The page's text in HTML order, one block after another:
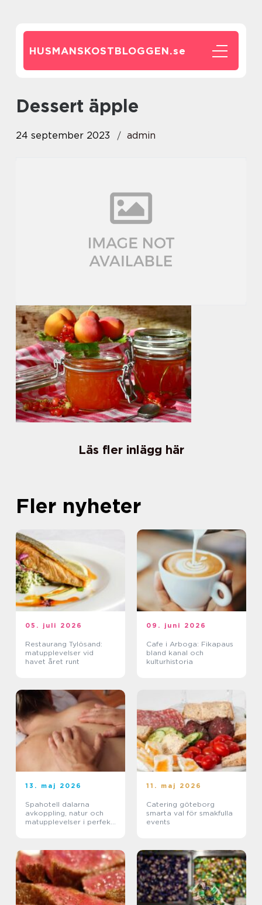
HUSMANSKOSTBLOGGEN.se
dessert äpple
24 september 2023 admin
Läs fler inlägg här
Fler nyheter
05. juli 2026
Restaurang Tylösand:
matupplevelser vid
havet året runt
09. juni 2026
Cafe i Arboga: Fikapaus
bland kanal och
kulturhistoria
13. maj 2026
Spahotell dalarna
avkoppling, natur och
matupplevelser i perfekt
11. maj 2026
Catering göteborg
smarta val för smakfulla
events